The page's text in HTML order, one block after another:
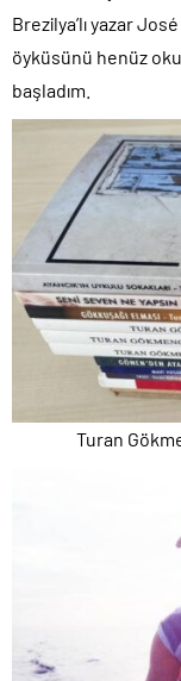
Brezilya’lı yazar
öyküsünü henüz
başladım.
Turan